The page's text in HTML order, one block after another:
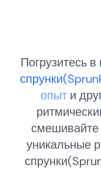
Погрузитесь
опыти
смешивайте
уникальные